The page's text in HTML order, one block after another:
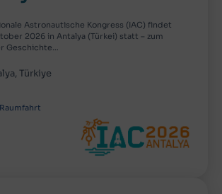
Astronautische Kongress (IAC) findet
2026 in Antalya (Türkei) statt – zum
Geschichte…
Türkiye
Raumfahrt